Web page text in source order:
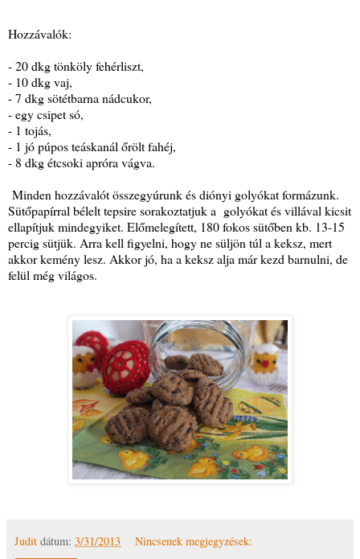
Hozzávalók:
- 20 dkg tönköly fehérliszt,
- 10 dkg vaj,
- 7 dkg sötétbarna nádcukor,
- egy csipet só,
- 1 tojás,
- 1 jó púpos teáskanál őrölt fahéj,
- 8 dkg étcsoki apróra vágva.
Minden hozzávalót összegyúrunk és diónyi golyókat formázunk.
Sütőpapírral bélelt tepsire sorakoztatjuk a golyókat és villával kicsit
ellapítjuk mindegyiket. Előmelegített, 180 fokos sütőben kb. 13-15
percig sütjük. Arra kell figyelni, hogy ne süljön túl a keksz, mert
akkor kemény lesz. Akkor jó, ha a keksz alja már kezd barnulni, de
felül még világos.
Judit dátum: 3/31/2013 Nincsenek megjegyzések: